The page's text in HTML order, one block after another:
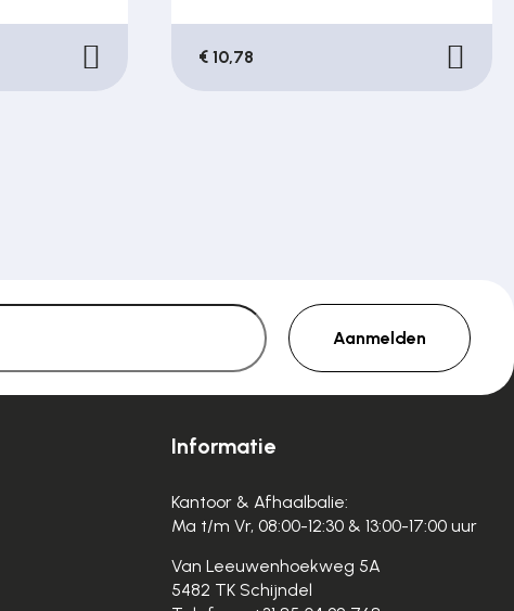
€ 10,78
Aanmelden
Informatie
Kantoor & Afhaalbalie:
Ma t/m Vr, 08:00-12:30 & 13:00-17:00 uur
Van Leeuwenhoekweg 5A
5482 TK Schijndel